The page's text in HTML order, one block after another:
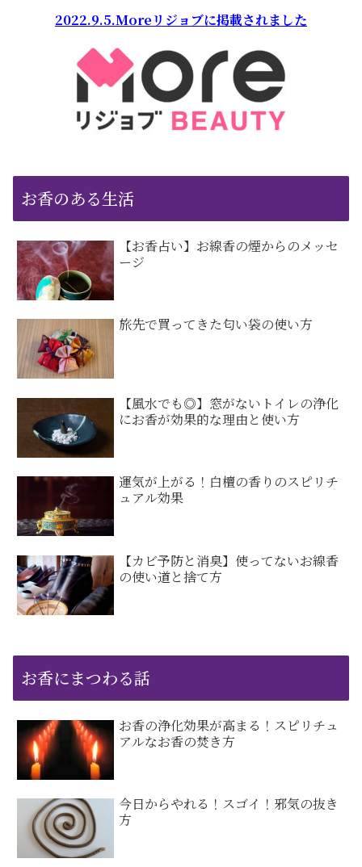
2022.9.5.Moreリジョブに掲載されました
お香のある生活
【お香占い】お線香の煙からのメッセ
ージ
旅先で買ってきた匂い袋の使い方
【風水でも◎】窓がないトイレの浄化
にお香が効果的な理由と使い方
運気が上がる！白檀の香りのスピリチ
ュアル効果
【カビ予防と消臭】使ってないお線香
の使い道と捨て方
お香にまつわる話
お香の浄化効果が高まる！スピリチュ
アルなお香の焚き方
今日からやれる！スゴイ！邪気の抜き
方